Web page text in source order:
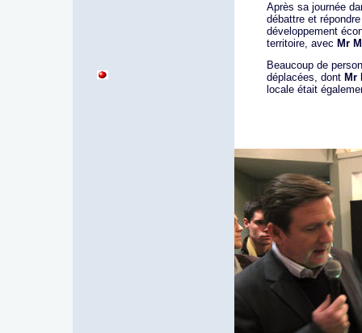
Après sa journée
débattre et
développement
territoire, avec Mr
Beaucoup de
déplacées, dont Mr
locale était